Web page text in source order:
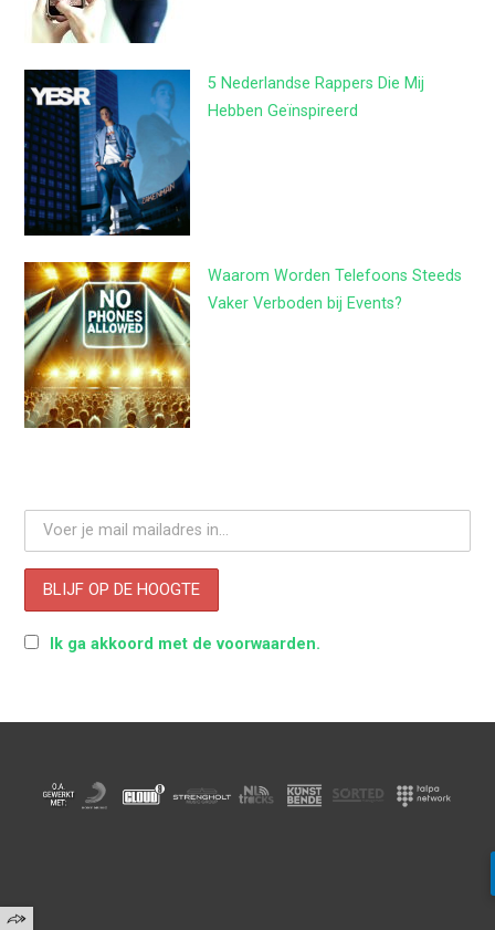
5 Nederlandse Rappers Die Mij
Hebben Geïnspireerd
Waarom Worden Telefoons Steeds
Vaker Verboden bij Events?
Ik ga akkoord met de voorwaarden.